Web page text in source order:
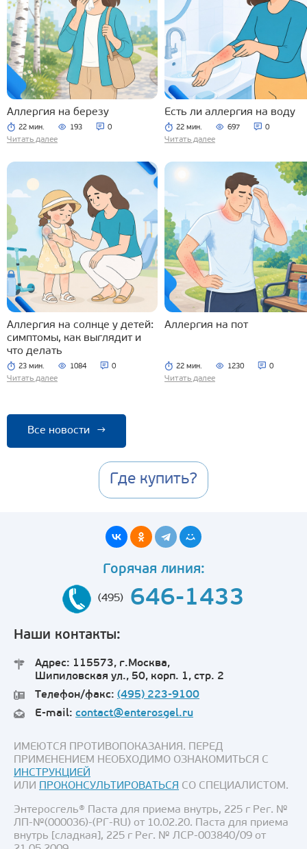
Аллергия на березу
22 мин. 193 0
Читать далее
Есть ли аллергия на воду
22 мин. 697 0
Читать далее
Аллергия на солнце у детей:
симптомы, как выглядит и
что делать
23 мин. 1084 0
Читать далее
Аллергия на пот
22 мин. 1230 0
Читать далее
Все новости →
Где купить?
Горячая линия:
(495) 646-1433
Наши контакты:
Адрес: 115573, г.Москва,
Шипиловская ул., 50, корп. 1, стр. 2
Телефон/факс: (495) 223-9100
E-mail: contact@enterosgel.ru
ИМЕЮТСЯ ПРОТИВОПОКАЗАНИЯ. ПЕРЕД
ПРИМЕНЕНИЕМ НЕОБХОДИМО ОЗНАКОМИТЬСЯ С
ИНСТРУКЦИЕЙ
ИЛИ ПРОКОНСУЛЬТИРОВАТЬСЯ СО СПЕЦИАЛИСТОМ.
Энтеросгель® Паста для приема внутрь, 225 г Рег. №
ЛП-№(000036)-(РГ-RU) от 10.02.20. Паста для приема
внутрь [сладкая], 225 г Рег. № ЛСР-003840/09 от